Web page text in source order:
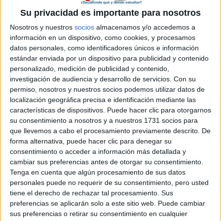
Su privacidad es importante para nosotros
Nosotros y nuestros socios almacenamos y/o accedemos a
información en un dispositivo, como cookies, y procesamos
datos personales, como identificadores únicos e información
estándar enviada por un dispositivo para publicidad y contenido
personalizado, medición de publicidad y contenido,
investigación de audiencia y desarrollo de servicios. Con su
permiso, nosotros y nuestros socios podemos utilizar datos de
localización geográfica precisa e identificación mediante las
características de dispositivos. Puede hacer clic para otorgarnos
su consentimiento a nosotros y a nuestros 1731 socios para
que llevemos a cabo el procesamiento previamente descrito. De
forma alternativa, puede hacer clic para denegar su
consentimiento o acceder a información más detallada y
cambiar sus preferencias antes de otorgar su consentimiento.
Tenga en cuenta que algún procesamiento de sus datos
personales puede no requerir de su consentimiento, pero usted
tiene el derecho de rechazar tal procesamiento. Sus
preferencias se aplicarán solo a este sitio web. Puede cambiar
sus preferencias o retirar su consentimiento en cualquier
espana nada
contestaadddd>
Blog de eva zoe
Comentarios
pues venga, cuenta algo... q
pues venga, cuenta algo... q haces x esas tierras... q hay que ver
si vamos un día por alli? bss